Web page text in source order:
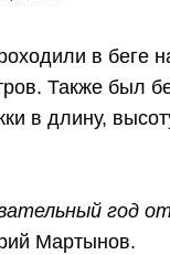
в беге
Также был
в длину,
год
Мартынов.